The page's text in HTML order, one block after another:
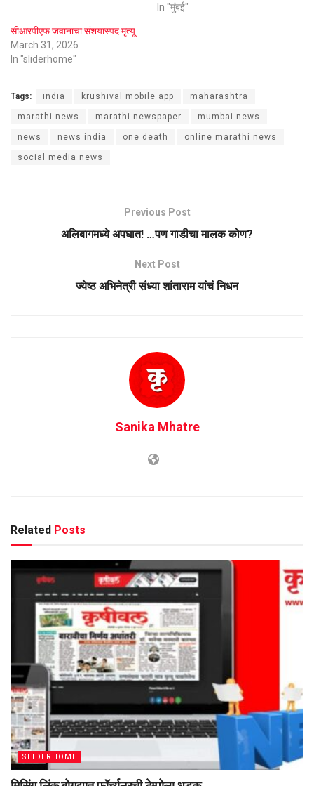
In "मुंबई"
सीआरपीएफ जवानाचा संशयास्पद मृत्यू
March 31, 2026
In "sliderhome"
Tags: india krushival mobile app maharashtra
marathi news marathi newspaper mumbai news
news news india one death online marathi news
social media news
Previous Post
अलिबागमध्ये अपघात! …पण गाडीचा मालक कोण?
Next Post
ज्येष्ठ अभिनेत्री संध्या शांताराम यांचं निधन
Sanika Mhatre
Related Posts
SLIDERHOME